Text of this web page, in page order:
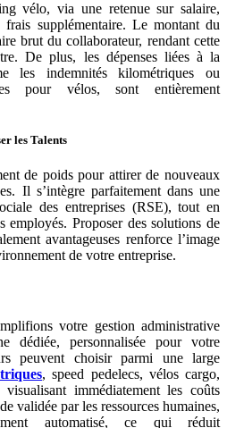
vélo, via une retenue sur salaire,
frais supplémentaire. Le montant du
brut du collaborateur, rendant cette
De plus, les dépenses liées à la
les indemnités kilométriques ou
pour vélos, sont entièrement
les Talents
de poids pour attirer de nouveaux
Il s’intègre parfaitement dans une
des entreprises (RSE), tout en
employés. Proposer des solutions de
avantageuses renforce l’image
de votre entreprise.
votre gestion administrative
dédiée, personnalisée pour votre
peuvent choisir parmi une large
, speed pedelecs, vélos cargo,
immédiatement les coûts
validée par les ressources humaines,
automatisé, ce qui réduit